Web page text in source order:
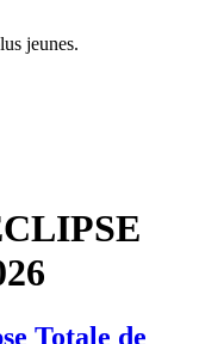
jeunes.
Totale de